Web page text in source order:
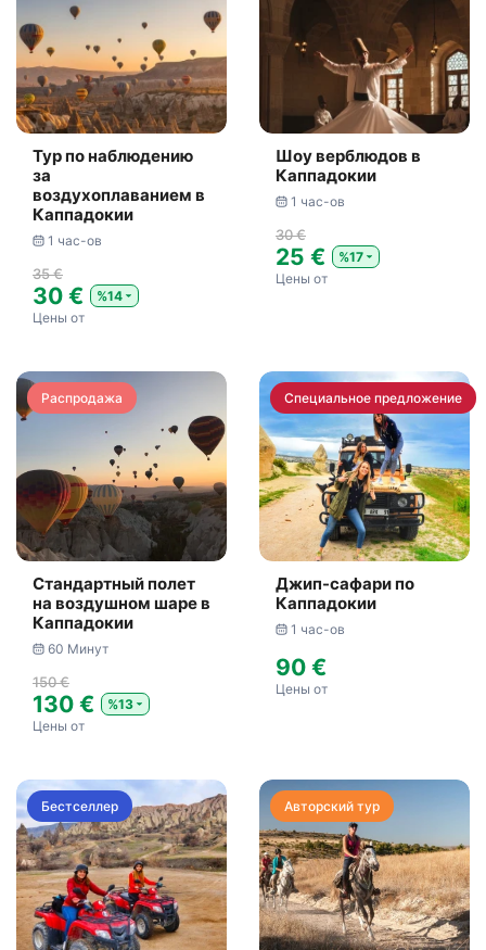
Тур по наблюдению
за
воздухоплаванием в
Каппадокии
1 час-ов
35 €
30 €
%14
Цены от
Шоу верблюдов в
Каппадокии
1 час-ов
30 €
25 €
%17
Цены от
Распродажа
Стандартный полет
на воздушном шаре в
Каппадокии
60 Минут
150 €
130 €
%13
Цены от
Специальное предложение
Джип-сафари по
Каппадокии
1 час-ов
90 €
Цены от
Бестселлер Авторский тур